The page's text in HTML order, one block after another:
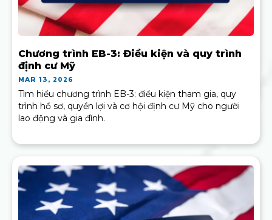
Chương trình EB-3: Điều kiện và quy trình
định cư Mỹ
MAR 13, 2026
Tìm hiểu chương trình EB-3: điều kiện tham gia, quy
trình hồ sơ, quyền lợi và cơ hội định cư Mỹ cho người
lao động và gia đình.